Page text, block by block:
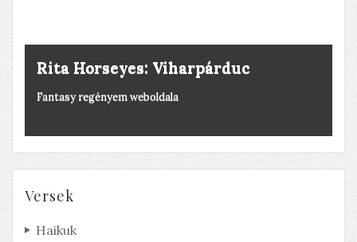
Rita Horseyes: Viharpárduc
Fantasy regényem weboldala
Versek
Haikuk